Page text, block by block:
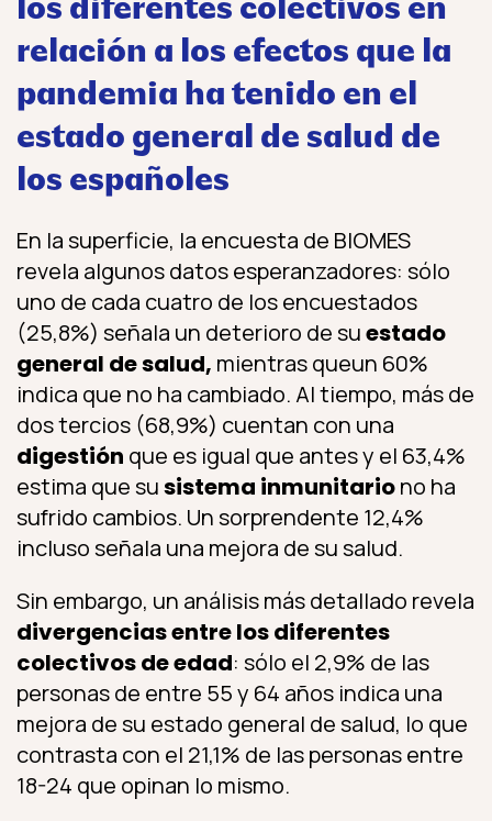
los diferentes colectivos en
relación a los efectos que la
pandemia ha tenido en el
estado general de salud de
los españoles
En la superficie, la encuesta de BIOMES
revela algunos datos esperanzadores: sólo
uno de cada cuatro de los encuestados
(25,8%) señala un deterioro de suestado
general de salud, mientras queun 60%
indica que no ha cambiado. Al tiempo, más de
dos tercios (68,9%) cuentan con una
digestión que es igual que antes y el 63,4%
estima que susistema inmunitariono ha
sufrido cambios. Un sorprendente 12,4%
incluso señala una mejora de su salud.
Sin embargo, un análisis más detallado revela
divergencias entre los diferentes
colectivos de edad: sólo el 2,9% de las
personas de entre 55 y 64 años indica una
mejora de su estado general de salud, lo que
contrasta con el 21,1% de las personas entre
18-24 que opinan lo mismo.